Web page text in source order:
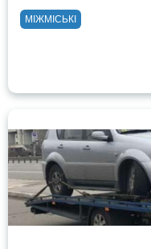
МІЖМІСЬКІ